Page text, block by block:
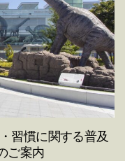
習慣に関する普及
ご案内